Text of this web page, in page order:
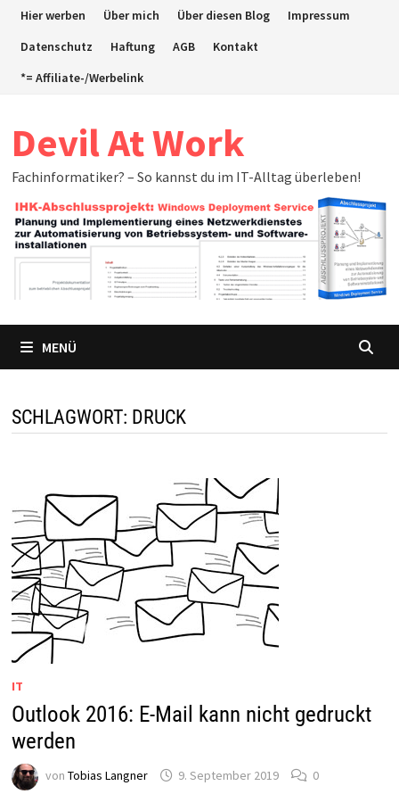
ZumHier werben Über mich Über diesen Blog
Impressum
Datenschutz
Haftung AGB
Kontakt
*= Affiliate-/Werbelink
Devil At Work
Fachinformatiker? – So kannst du im IT-Alltag überleben!
MENÜ
SCHLAGWORT: DRUCK
IT
Outlook 2016: E-Mail kann nicht gedruckt
werden
von Tobias Langner 9. September 2019 0